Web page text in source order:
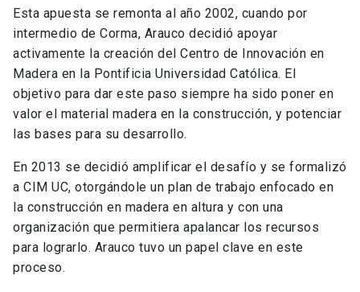
Esta apuesta se remonta al año 2002, cuando por
intermedio de Corma, Arauco decidió apoyar
activamente la creación del Centro de Innovación en
Madera en la Pontificia Universidad Católica. El
objetivo para dar este paso siempre ha sido poner en
valor el material madera en la construcción, y potenciar
las bases para su desarrollo.
En 2013 se decidió amplificar el desafío y se formalizó
a CIM UC, otorgándole un plan de trabajo enfocado en
la construcción en madera en altura y con una
organización que permitiera apalancar los recursos
para lograrlo. Arauco tuvo un papel clave en este
proceso.